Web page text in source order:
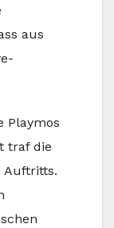
aus
Playmos
traf die
Auftritts.